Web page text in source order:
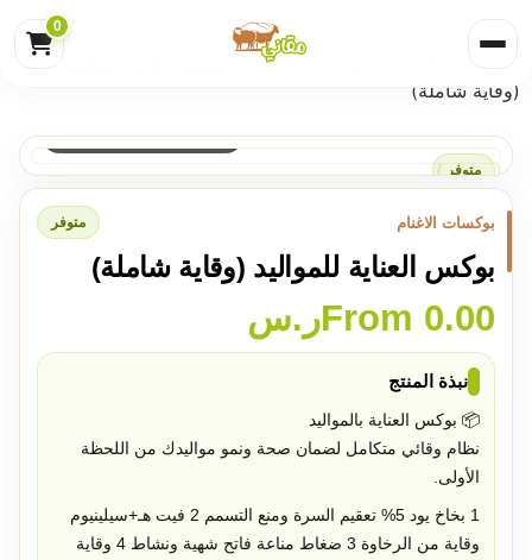
0
بوكسات الاغنام
(وقاية شاملة)
متوفر
اضغط لفتح الصورة بالحجم الكامل
بوكسات الاغنام متوفر
بوكس العناية للمواليد (وقاية شاملة)
From 0.00 ر.س
نبذة المنتج
📦 بوكس العناية بالمواليد
نظام وقائي متكامل لضمان صحة ونمو مواليدك من اللحظة
الأولى.
1 بخاخ يود 5% تعقيم السرة ومنع التسمم 2 فيت هـ+سيلينيوم
وقاية من الرخاوة 3 ضغاط مناعة فاتح شهية ونشاط 4 وقاية